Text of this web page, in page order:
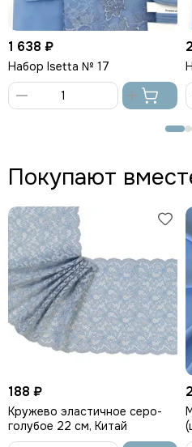
1 638 ₽
Набор Isetta № 17
корзину
Покупают
188 ₽
Кружево эластичное серо-
голубое 22 см, Китай